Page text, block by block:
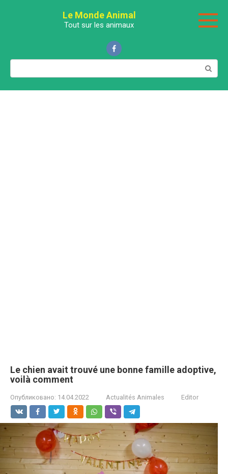
Le Monde Animal
Tout sur les animaux
Поиск:
Le chien avait trouvé une bonne famille adoptive,
voilà comment
Опубликовано: 14.04.2022 Actualités Animales Editor